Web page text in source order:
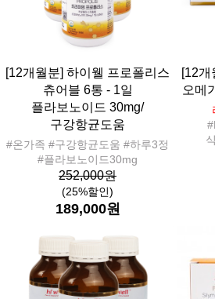
[12개월분] 하이웰 프로폴리스
츄어블 6통 - 1일
플라보노이드 30mg/
구강항균도움
#온가족 #구강항균도움 #하루3정
#플라보노이드30mg
252,000원
(25%할인)
189,000원
[12개
오메